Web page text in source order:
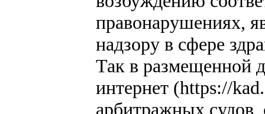
правонарушениях,
надзору в сфере
Так в размещенной
интернет (https://
арбитражных судов,